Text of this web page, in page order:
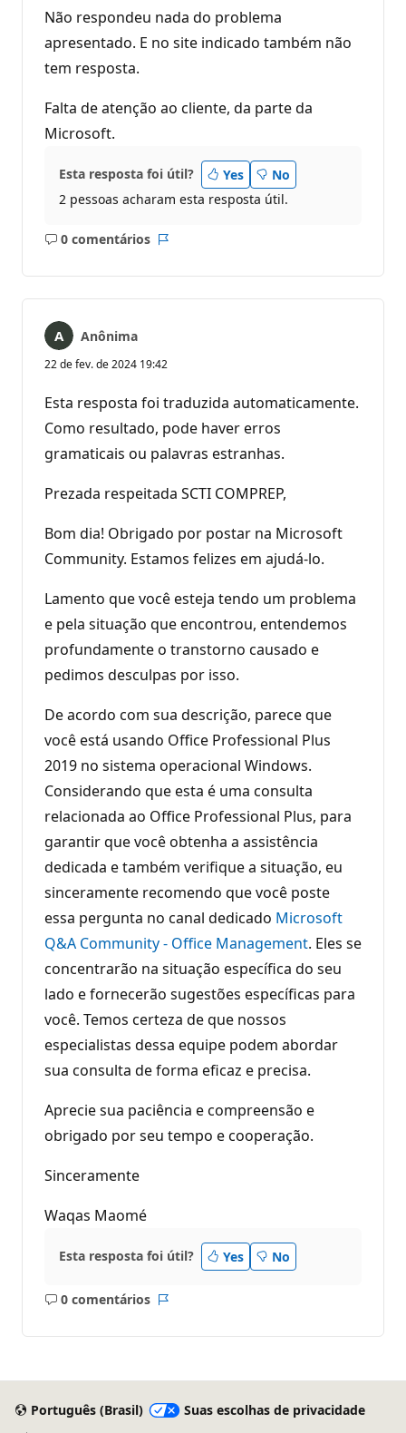
Não respondeu nada do problema
apresentado. E no site indicado também não
tem resposta.
Falta de atenção ao cliente, da parte da
Microsoft.
Esta resposta foi útil? Yes
No
2 pessoas acharam esta resposta útil.
0 comentários
Sem
Anônima
22 de fev. de 2024 19:42
Esta resposta foi traduzida automaticamente.
Como resultado, pode haver erros
gramaticais ou palavras estranhas.
Prezada respeitada SCTI COMPREP,
Bom dia! Obrigado por postar na Microsoft
Community. Estamos felizes em ajudá-lo.
Lamento que você esteja tendo um problema
e pela situação que encontrou, entendemos
profundamente o transtorno causado e
pedimos desculpas por isso.
De acordo com sua descrição, parece que
você está usando Office Professional Plus
2019 no sistema operacional Windows.
Considerando que esta é uma consulta
relacionada ao Office Professional Plus, para
garantir que você obtenha a assistência
dedicada e também verifique a situação, eu
sinceramente recomendo que você poste
essa pergunta no canal dedicado Microsoft
Q&A Community - Office Management. Eles se
concentrarão na situação específica do seu
lado e fornecerão sugestões específicas para
você. Temos certeza de que nossos
especialistas dessa equipe podem abordar
sua consulta de forma eficaz e precisa.
Aprecie sua paciência e compreensão e
obrigado por seu tempo e cooperação.
Sinceramente
Waqas Maomé
Esta resposta foi útil? Yes No
0 comentários
Sem
Português (Brasil)
Suas escolhas de privacidade